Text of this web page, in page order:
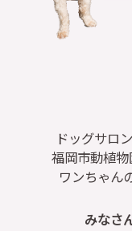
ドッグサロ
福岡市動植物
ワンちゃん
みなさ